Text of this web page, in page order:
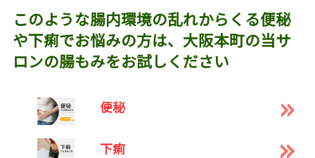
このような腸内環境の乱れからくる便秘
や下痢でお悩みの方は、大阪本町の当サ
ロンの腸もみをお試しください
便秘
下痢